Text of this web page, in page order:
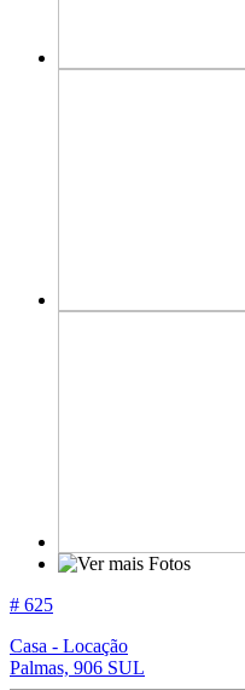
# 625
Casa - Locação
Palmas, 906 SUL